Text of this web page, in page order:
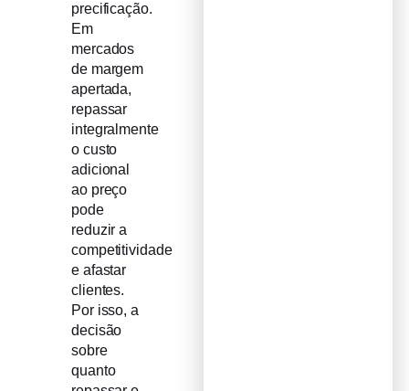
precificação.
Em
mercados
de margem
apertada,
repassar
integralmente
o custo
adicional
ao preço
pode
reduzir a
competitividade
e afastar
clientes.
Por isso, a
decisão
sobre
quanto